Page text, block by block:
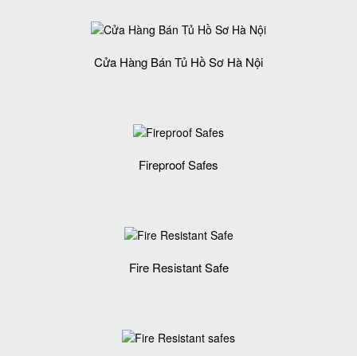
Cửa Hàng Bán Tủ Hồ Sơ Hà Nội
Fireproof Safes
Fire Resistant Safe